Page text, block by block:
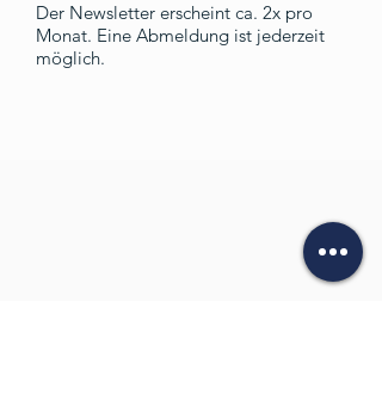
Der Newsletter erscheint ca. 2x pro
Monat. Eine Abmeldung ist jederzeit
möglich.